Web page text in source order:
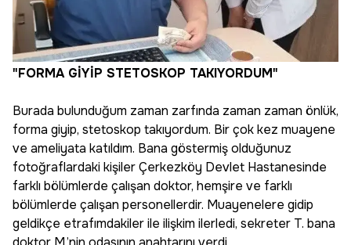
"FORMA GİYİP STETOSKOP TAKIYORDUM"
Burada bulunduğum zaman zarfında zaman zaman önlük,
forma giyip, stetoskop takıyordum. Bir çok kez muayene
ve ameliyata katıldım. Bana göstermiş olduğunuz
fotoğraflardaki kişiler Çerkezköy Devlet Hastanesinde
farklı bölümlerde çalışan doktor, hemşire ve farklı
bölümlerde çalışan personellerdir. Muayenelere gidip
geldikçe etrafımdakiler ile ilişkim ilerledi, sekreter T. bana